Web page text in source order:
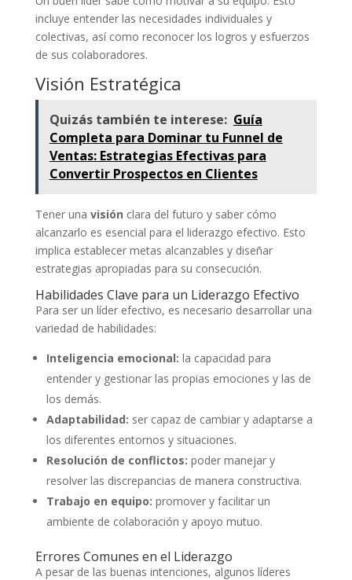
incluye entender las necesidades individuales y
colectivas, así como reconocer los logros y esfuerzos
de sus colaboradores.
Visión Estratégica
Quizás también te interese: Guía
Completa para Dominar tu Funnel de
Ventas: Estrategias Efectivas para
Convertir Prospectos en Clientes
Tener una visión clara del futuro y saber cómo
alcanzarlo es esencial para el liderazgo efectivo. Esto
implica establecer metas alcanzables y diseñar
estrategias apropiadas para su consecución.
Habilidades Clave para un Liderazgo Efectivo
Para ser un líder efectivo, es necesario desarrollar una
variedad de habilidades:
Inteligencia emocional: la capacidad para
entender y gestionar las propias emociones y las de
los demás.
Adaptabilidad: ser capaz de cambiar y adaptarse a
los diferentes entornos y situaciones.
Resolución de conflictos: poder manejar y
resolver las discrepancias de manera constructiva.
Trabajo en equipo: promover y facilitar un
ambiente de colaboración y apoyo mutuo.
Errores Comunes en el Liderazgo
A pesar de las buenas intenciones, algunos líderes